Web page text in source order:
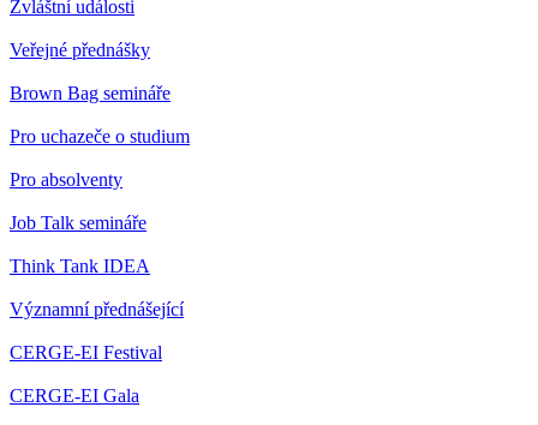
Zvláštní události
Veřejné přednášky
Brown Bag semináře
Pro uchazeče o studium
Pro absolventy
Job Talk semináře
Think Tank IDEA
Významní přednášející
CERGE-EI Festival
CERGE-EI Gala